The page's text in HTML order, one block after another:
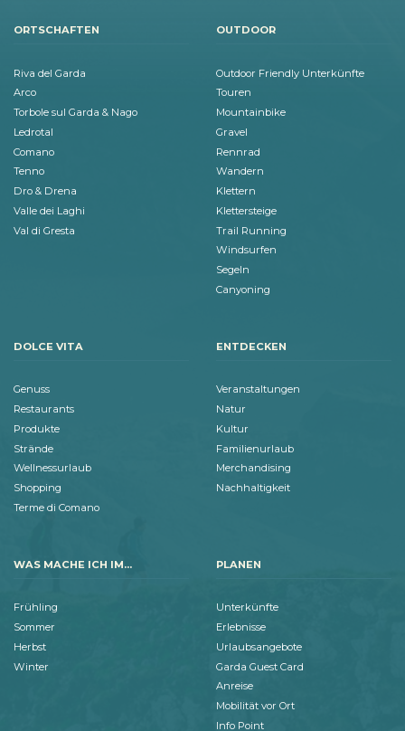
ORTSCHAFTEN
Riva del Garda
Arco
Torbole sul Garda & Nago
Ledrotal
Comano
Tenno
Dro & Drena
Valle dei Laghi
Val di Gresta
OUTDOOR
Outdoor Friendly Unterkünfte
Touren
Mountainbike
Gravel
Rennrad
Wandern
Klettern
Klettersteige
Trail Running
Windsurfen
Segeln
Canyoning
DOLCE VITA
Genuss
Restaurants
Produkte
Strände
Wellnessurlaub
Shopping
Terme di Comano
ENTDECKEN
Veranstaltungen
Natur
Kultur
Familienurlaub
Merchandising
Nachhaltigkeit
WAS MACHE ICH IM...
Frühling
Sommer
Herbst
Winter
PLANEN
Unterkünfte
Erlebnisse
Urlaubsangebote
Garda Guest Card
Anreise
Mobilität vor Ort
Info Point